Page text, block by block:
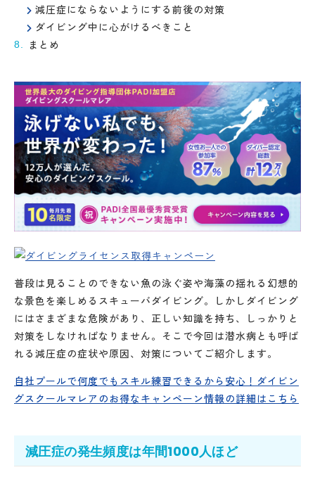
減圧症にならないようにする前後の対策
ダイビング中に心がけるべきこと
まとめ
普段は見ることのできない魚の泳ぐ姿や海藻の揺れる幻想的
な景色を楽しめるスキューバダイビング。しかしダイビング
にはさまざまな危険があり、正しい知識を持ち、しっかりと
対策をしなければなりません。そこで今回は潜水病とも呼ば
れる減圧症の症状や原因、対策についてご紹介します。
自社プールで何度でもスキル練習できるから安心！ダイビン
グスクールマレアのお得なキャンペーン情報の詳細はこちら
減圧症の発生頻度は年間1000人ほど